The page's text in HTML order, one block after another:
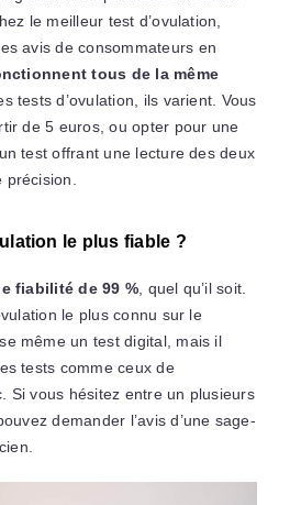
le meilleur test d’ovulation,
avis de consommateurs en
tous de la même
tests d’ovulation, ils varient. Vous
de 5 euros, ou opter pour une
test offrant une lecture des deux
précision.
le plus fiable ?
fiabilité de 99 %, quel qu’il soit.
le plus connu sur le
même un test digital, mais il
tests comme ceux de
Si vous hésitez entre un plusieurs
demander l’avis d’une sage-